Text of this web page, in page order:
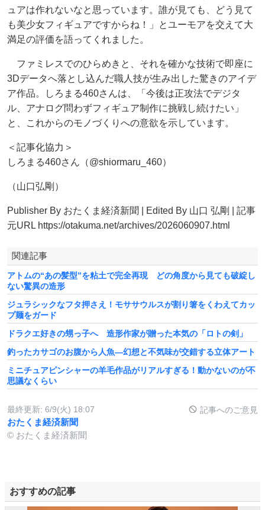
ュアは作れないなと思っています。誰が見ても、どう見て
も美少女フィギュアですからね！」とユーモアを交えて大
満足の評価を語ってくれました。
ファミレスでのひらめきと、それを確かな技術で即座に
3Dデータへ落とし込んだ職人技が生み出した驚きのアイデ
ア作品。しろまる460さんは、「今後は正攻法でデジタ
ル、アナログ問わずフィギュア制作に挑戦し続けたい」
と、これからのモノづくりへの意欲を示しています。
＜記事化協力＞
しろまる460さん（@shiormaru_460）
（山口弘剛）
Publisher By おたくま経済新聞 | Edited By 山口 弘剛‌ | 記事
元URL https://otakuma.net/archives/2026060907.html
関連記事
アトムの“あの髪型”を粘土で完全再現 どの角度から見ても破綻し
ない驚異の造形
ジュラシックなフタ押さえ！モササウルスが割り箸をくわえてカッ
プ麺をガード
ドラクエ好きの甥っ子へ 造形作家が贈った本気の「ロトの剣」
釣ったカサゴのお腹から人魚—幻想と不気味が交錯する立体アート
ミニチュアピンシャーの羊毛作品がリアルすぎる！動かないのが不
思議なくらい
最終更新: 6/9(火) 18:07 記事へのご意見
おたくま経済新聞
© おたくま経済新聞
おすすめの記事